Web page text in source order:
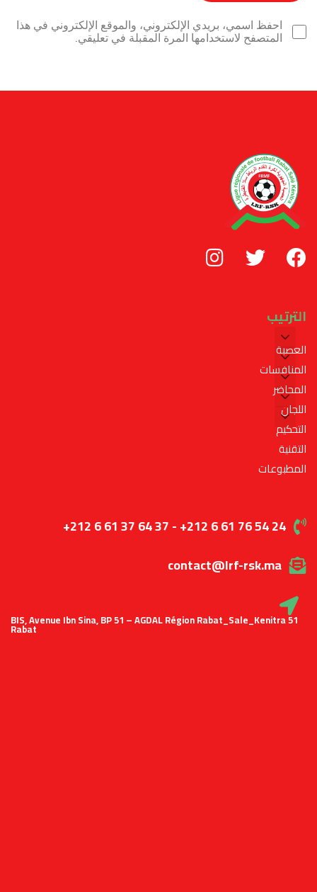
احفظ اسمي، بريدي الإلكتروني، والموقع الإلكتروني في هذا
المتصفح لاستخدامها المرة المقبلة في تعليقي.
الترتيب
العصبة
المنافسات
المحاضر
اللجان
التحكيم
التقنية
المطبوعات
+212 6 61 37 64 37 - +212 6 61 76 54 24
contact@lrf-rsk.ma
51 BIS, Avenue Ibn Sina, BP 51 – AGDAL Région Rabat_Sale_Kenitra
Rabat